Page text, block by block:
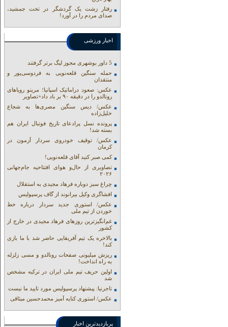
رفتار زشت یک گردشگر در تخت جمشید،
صدای مردم را در آورد!
اخبار ورزشی
5 داور بوشهری مجوز لیگ برتر گرفتند
حمله سنگین قلعه‌نویی به فردوسی‌پور و
منتقدان
عکس: صعود دراماتیک اسپانیا؛ مرینو رویاهای
رونالدو را در دقیقه ۹۰ بر باد داد+تصاویر
عکس/ دیس سنگین مصری‌ها به شجاع
خلیل‌زاده
پرونده نسل پرادعای تاریخ فوتبال ایران هم
بسته شد!
عکس/ توقیف خودروی سردار آزمون در
کرمان
کمی صبر کنید آقای قلعه‌نویی!
تصاویری از حال‌و هوای افتتاحیه جام‌جهانی
۲۰۲۶
چراغ سبز دوباره فرهاد مجیدی به استقلال
افشاگری وکیل بیرانوند از گاف‌ پرسپولیس
عکس/ استوری جدید سردار درباره خط
خوردن از تیم ملی
غم‌انگیزترین روزهای فرهاد مجیدی در خارج از
کشور
بالاخره یک تیم آفریقایی حاضر شد با ما بازی
کند!
ریزش میلیونی صفحات رونالدو و مسی زلزله
به راه انداخت!
اولین حریف تیم ملی ایران در ترکیه مشخص
شد
تاجرنیا: پیشنهاد پرسپولیس مورد تایید ما نیست
عکس/ استوری کنایه آمیز محمدحسین میثاقی
پربازدیدترین اخبار